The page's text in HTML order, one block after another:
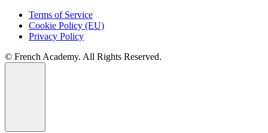
Terms of Service
Cookie Policy (EU)
Privacy Policy
© French Academy. All Rights Reserved.